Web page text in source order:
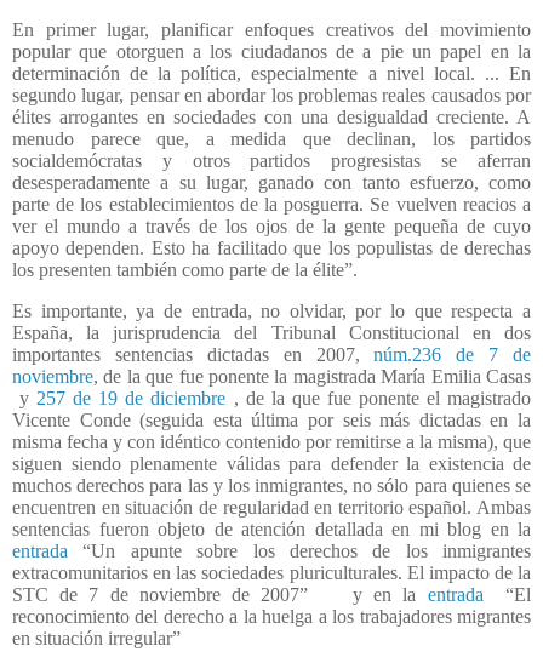
En primer lugar, planificar enfoques creativos del movimiento
popular que otorguen a los ciudadanos de a pie un papel en la
determinación de la política, especialmente a nivel local. ... En
segundo lugar, pensar en abordar los problemas reales causados por
élites arrogantes en sociedades con una desigualdad creciente. A
menudo parece que, a medida que declinan, los partidos
socialdemócratas y otros partidos progresistas se aferran
desesperadamente a su lugar, ganado con tanto esfuerzo, como
parte de los establecimientos de la posguerra. Se vuelven reacios a
ver el mundo a través de los ojos de la gente pequeña de cuyo
apoyo dependen. Esto ha facilitado que los populistas de derechas
los presenten también como parte de la élite”.
Es importante, ya de entrada, no olvidar, por lo que respecta a
España, la jurisprudencia del Tribunal Constitucional en dos
importantes sentencias dictadas en 2007,núm.236 de 7 de
noviembre, de la que fue ponente la magistrada María Emilia Casas
y 257 de 19 de diciembre , de la que fue ponente el magistrado
Vicente Conde (seguida esta última por seis más dictadas en la
misma fecha y con idéntico contenido por remitirse a la misma), que
siguen siendo plenamente válidas para defender la existencia de
muchos derechos para las y los inmigrantes, no sólo para quienes se
encuentren en situación de regularidad en territorio español. Ambas
sentencias fueron objeto de atención detallada en mi blog en la
entrada “Un apunte sobre los derechos de los inmigrantes
extracomunitarios en las sociedades pluriculturales. El impacto de la
STC de 7 de noviembre de 2007” y en la entrada “El
reconocimiento del derecho a la huelga a los trabajadores migrantes
en situación irregular”